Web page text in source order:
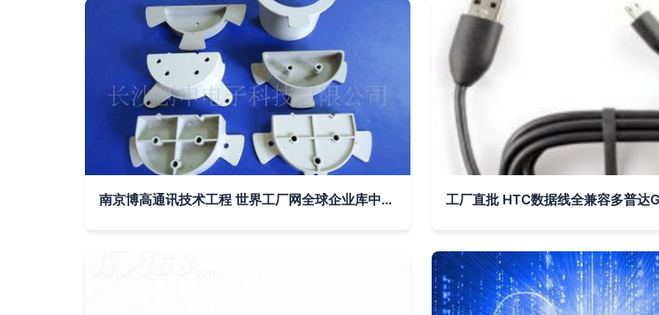
南京博高通讯技术工程 世界工厂网全球企业库中的通信引领者